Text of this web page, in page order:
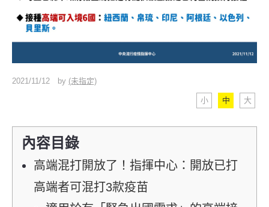
2021/11/12 by (未指定)
小 中 大
內容目錄
高端混打開放了！指揮中心：開放已打
高端者可混打3款疫苗